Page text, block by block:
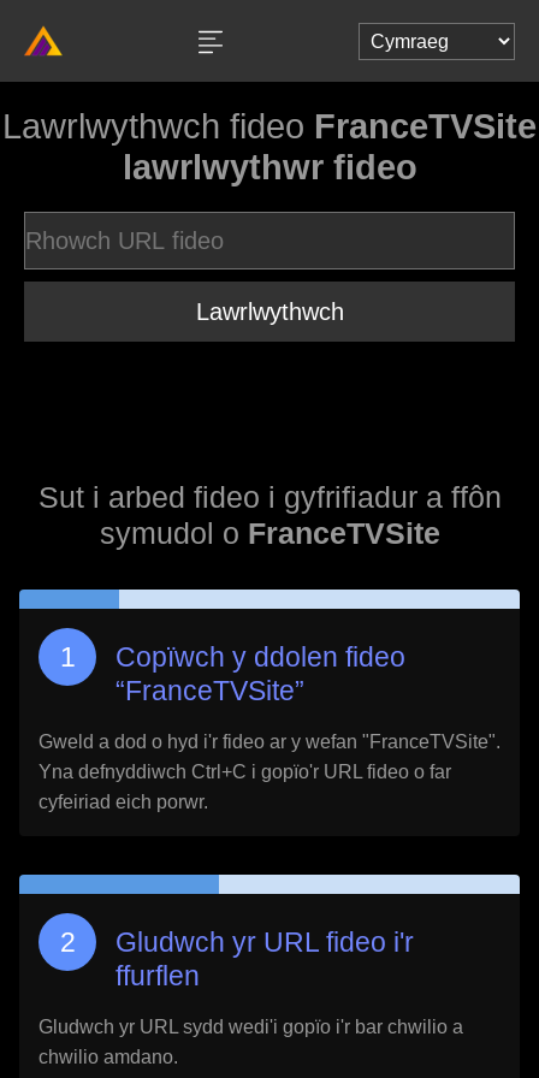
Lawrlwythwch fideo FranceTVSite
lawrlwythwr fideo
Lawrlwythwch
Sut i arbed fideo i gyfrifiadur a ffôn
symudol o FranceTVSite
Copïwch y ddolen fideo
“FranceTVSite”
Gweld a dod o hyd i'r fideo ar y wefan "FranceTVSite".
Yna defnyddiwch Ctrl+C i gopïo'r URL fideo o far
cyfeiriad eich porwr.
Gludwch yr URL fideo i'r
ffurflen
Gludwch yr URL sydd wedi'i gopïo i'r bar chwilio a
chwilio amdano.